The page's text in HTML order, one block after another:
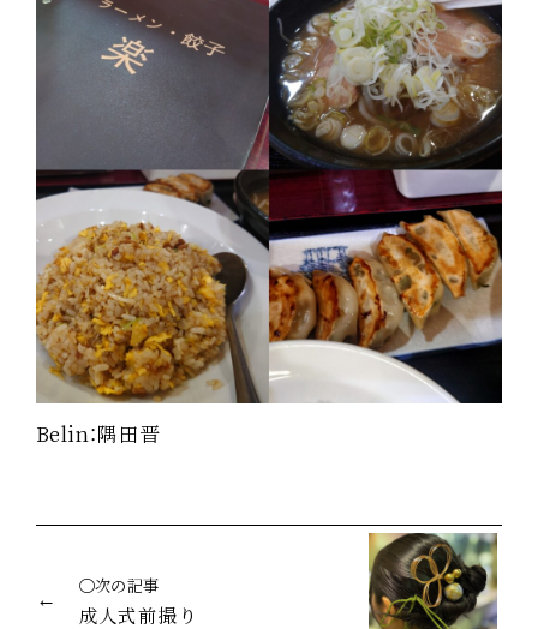
Belin：隅田晋
◯次の記事
成人式前撮り